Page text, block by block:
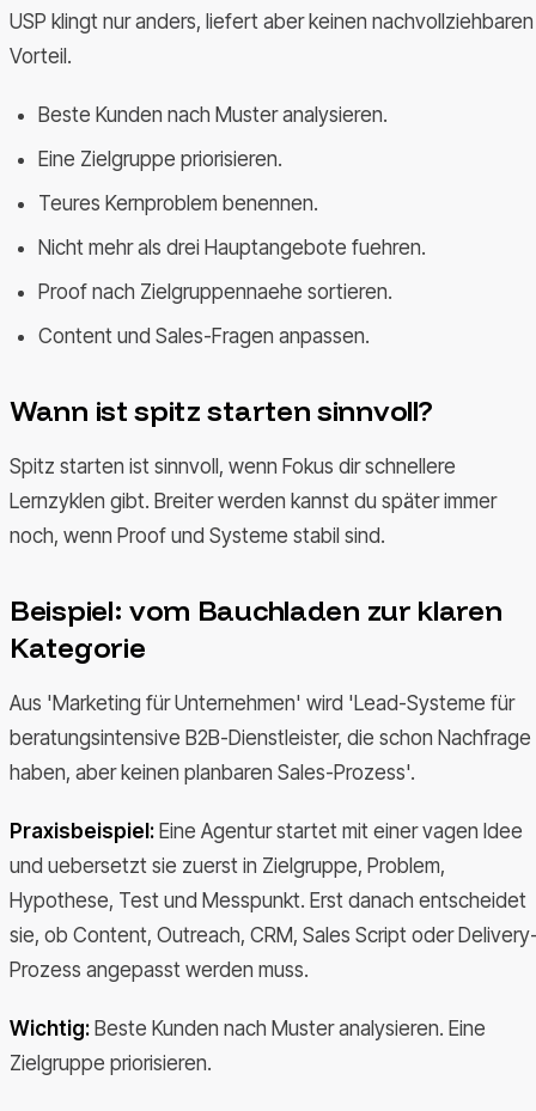
USP klingt nur anders, liefert aber keinen nachvollziehbaren
Vorteil.
Beste Kunden nach Muster analysieren.
Eine Zielgruppe priorisieren.
Teures Kernproblem benennen.
Nicht mehr als drei Hauptangebote fuehren.
Proof nach Zielgruppennaehe sortieren.
Content und Sales-Fragen anpassen.
Wann ist spitz starten sinnvoll?
Spitz starten ist sinnvoll, wenn Fokus dir schnellere
Lernzyklen gibt. Breiter werden kannst du später immer
noch, wenn Proof und Systeme stabil sind.
Beispiel: vom Bauchladen zur klaren
Kategorie
Aus 'Marketing für Unternehmen' wird 'Lead-Systeme für
beratungsintensive B2B-Dienstleister, die schon Nachfrage
haben, aber keinen planbaren Sales-Prozess'.
Praxisbeispiel: Eine Agentur startet mit einer vagen Idee
und uebersetzt sie zuerst in Zielgruppe, Problem,
Hypothese, Test und Messpunkt. Erst danach entscheidet
sie, ob Content, Outreach, CRM, Sales Script oder
Prozess angepasst werden muss.
Wichtig: Beste Kunden nach Muster analysieren. Eine
Zielgruppe priorisieren.